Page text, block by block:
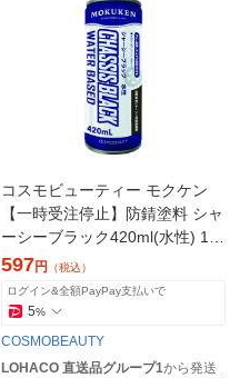
コスモビューティー モクケン
【一時受注停止】防錆塗料 シャ
ーシーブラック420ml(水性) 15
458 1本 375-6459（直送品）
597円
（税込）
ログイン&全額PayPay支払いで
5%
COSMOBEAUTY
LOHACO 直送品グループ1から発送